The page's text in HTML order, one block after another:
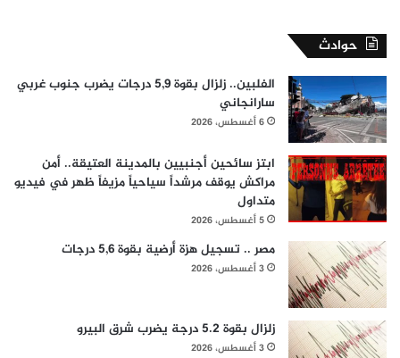
حوادث
الفلبين.. زلزال بقوة 5,9 درجات يضرب جنوب غربي
سارانجاني
6 أغسطس، 2026
ابتز سائحين أجنبيين بالمدينة العتيقة.. أمن
مراكش يوقف مرشداً سياحياً مزيفاً ظهر في فيديو
متداول
5 أغسطس، 2026
مصر .. تسجيل هزة أرضية بقوة 5,6 درجات
3 أغسطس، 2026
زلزال بقوة 5.2 درجة يضرب شرق البيرو
3 أغسطس، 2026